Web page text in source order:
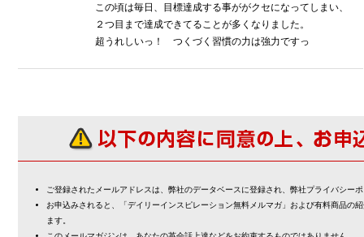
この頃は毎日、目標達成する事ががクセになってしまい、
２つ目まで達成できてることが多くなりました。
超うれしいっ！ つくづく習慣の力は強力ですっ
ご登録されたメールアドレスは、弊社のデータベースに登録され、弊社プライバシー
お申込みされると、「デイリーインスピレーション無料メルマガ」および有料商品の
ます。